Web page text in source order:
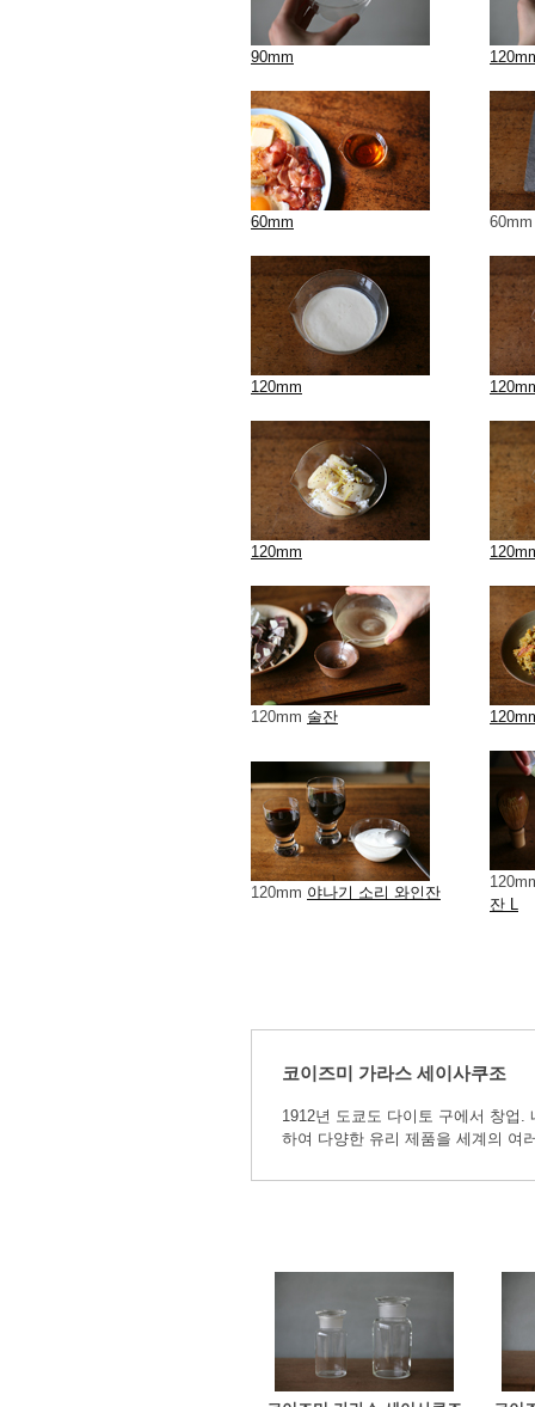
90mm
60mm
120mm
120mm
120mm 술잔
120mm 야나기 소리 와인잔
잔 L
코이즈미 가라스 세이사쿠조
1912년 도쿄도 다이토 구에서 창업.
하여 다양한 유리 제품을 세계의 여